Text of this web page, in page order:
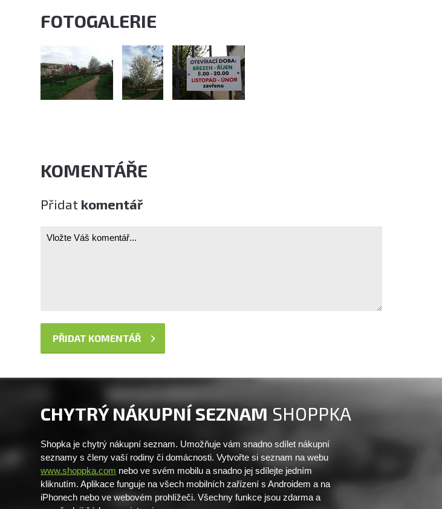
FOTOGALERIE
KOMENTÁŘE
Přidat komentář
CHYTRÝ NÁKUPNÍ SEZNAM SHOPPKA
Shopka je chytrý nákupní seznam. Umožňuje vám snadno sdílet nákupní
seznamy s členy vaší rodiny či domácnosti. Vytvořte si seznam na webu
www.shoppka.com nebo ve svém mobilu a snadno jej sdílejte jedním
kliknutím. Aplikace funguje na všech mobilních zařízení s Androidem a na
iPhonech nebo ve webovém prohlížeči. Všechny funkce jsou zdarma a